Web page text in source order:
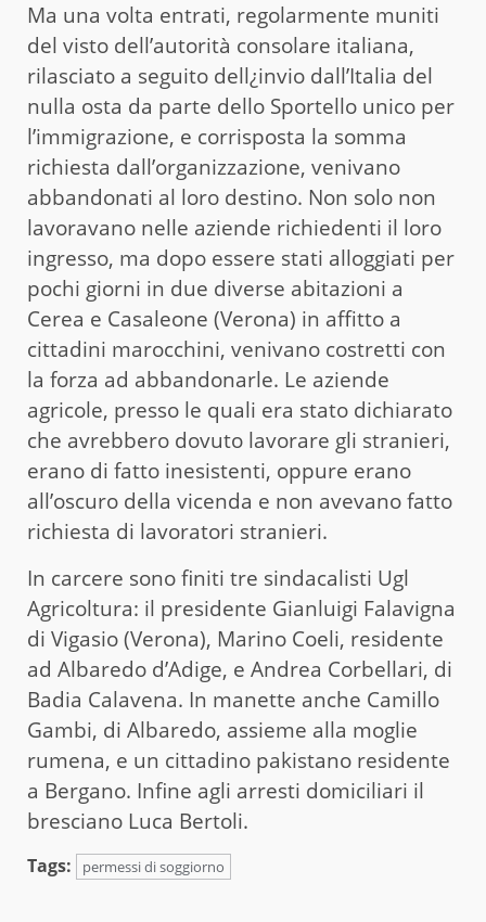
Ma una volta entrati, regolarmente muniti
del visto dell’autorità consolare italiana,
rilasciato a seguito dell¿invio dall’Italia del
nulla osta da parte dello Sportello unico per
l’immigrazione, e corrisposta la somma
richiesta dall’organizzazione, venivano
abbandonati al loro destino. Non solo non
lavoravano nelle aziende richiedenti il loro
ingresso, ma dopo essere stati alloggiati per
pochi giorni in due diverse abitazioni a
Cerea e Casaleone (Verona) in affitto a
cittadini marocchini, venivano costretti con
la forza ad abbandonarle. Le aziende
agricole, presso le quali era stato dichiarato
che avrebbero dovuto lavorare gli stranieri,
erano di fatto inesistenti, oppure erano
all’oscuro della vicenda e non avevano fatto
richiesta di lavoratori stranieri.
In carcere sono finiti tre sindacalisti Ugl
Agricoltura: il presidente Gianluigi Falavigna
di Vigasio (Verona), Marino Coeli, residente
ad Albaredo d’Adige, e Andrea Corbellari, di
Badia Calavena. In manette anche Camillo
Gambi, di Albaredo, assieme alla moglie
rumena, e un cittadino pakistano residente
a Bergano. Infine agli arresti domiciliari il
bresciano Luca Bertoli.
Tags: permessi di soggiorno